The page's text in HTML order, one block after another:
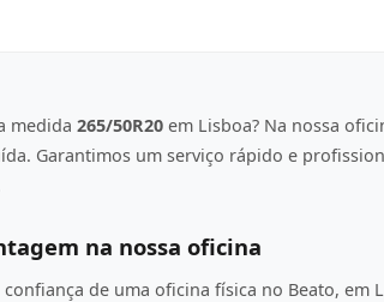
medida 265/50R20 em Lisboa? Na nossa
Garantimos um serviço rápido e
na nossa oficina
de uma oficina física no Beato, em